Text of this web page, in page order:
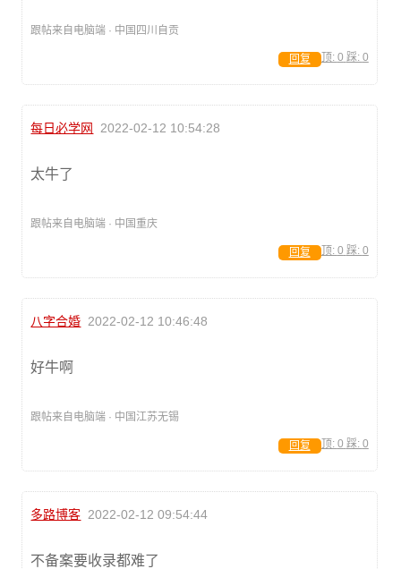
跟帖来自电脑端 · 中国四川自贡
顶: 0 踩: 0
回复
每日必学网 2022-02-12 10:54:28
太牛了
跟帖来自电脑端 · 中国重庆
顶: 0 踩: 0
回复
八字合婚 2022-02-12 10:46:48
好牛啊
跟帖来自电脑端 · 中国江苏无锡
顶: 0 踩: 0
回复
多路博客 2022-02-12 09:54:44
不备案要收录都难了